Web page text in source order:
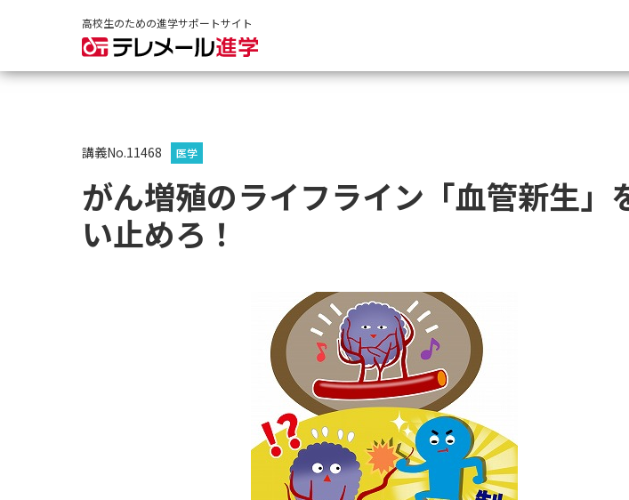
高校生のための進学サポートサイト
大学・短
大学パンフ
大学入学
講義No.11468 医学
がん増殖のライフライン「血管新生」
い止めろ！